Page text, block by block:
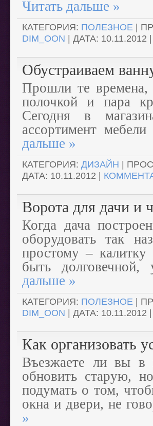
Читать дальше »
КАТЕГОРИЯ: ПОЛЕЗНОЕ |
DIM_OON | ДАТА: 10.11.2012 |
Обустраиваем
Прошли те времена,
полочкой и пара
Сегодня в
ассортимент
дальше »
КАТЕГОРИЯ: ДИЗАЙН |
ДАТА: 10.11.2012 |
Ворота для дачи и
Когда дача
оборудовать так
простому –
быть
дальше »
КАТЕГОРИЯ: ПОЛЕЗНОЕ |
DIM_OON | ДАТА: 10.11.2012 |
Как организовать
Въезжаете ли вы в
обновить старую,
подумать о том,
окна и двери, не
»